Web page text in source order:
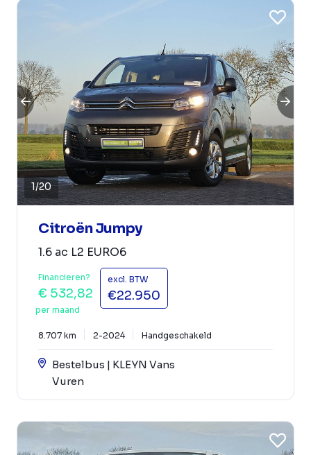
1/20
Citroën Jumpy
1.6 ac L2 EURO6
Financieren?
€ 532,82
per maand
excl. BTW
€22.950
8.707 km 2-2024 Handgeschakeld
Bestelbus | KLEYN Vans
Vuren